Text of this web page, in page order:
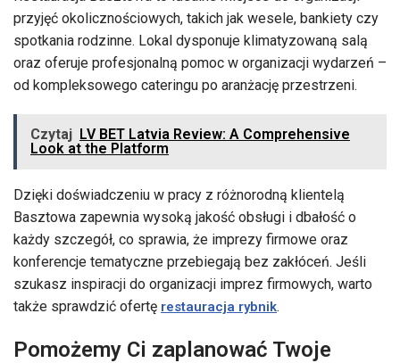
przyjęć okolicznościowych, takich jak wesele, bankiety czy
spotkania rodzinne. Lokal dysponuje klimatyzowaną salą
oraz oferuje profesjonalną pomoc w organizacji wydarzeń –
od kompleksowego cateringu po aranżację przestrzeni.
Czytaj LV BET Latvia Review: A Comprehensive
Look at the Platform
Dzięki doświadczeniu w pracy z różnorodną klientelą
Basztowa zapewnia wysoką jakość obsługi i dbałość o
każdy szczegół, co sprawia, że imprezy firmowe oraz
konferencje tematyczne przebiegają bez zakłóceń. Jeśli
szukasz inspiracji do organizacji imprez firmowych, warto
także sprawdzić ofertę restauracja rybnik.
Pomożemy Ci zaplanować Twoje